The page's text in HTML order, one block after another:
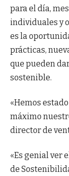
para el día,
individuales y
es la
prácticas,
que pueden
sostenible.
«Hemos
máximo
director de
«Es genial ver
de